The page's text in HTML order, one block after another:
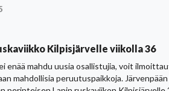
Kilpisjärvelle viikolla 36
enää mahdu uusia osallistujia, voit
mahdollisia peruutuspaikkoja.